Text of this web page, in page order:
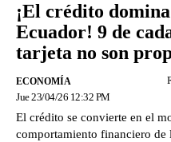
¡El crédito
Ecuador! 9 de
tarjeta no son
ECONOMÍA
Jue 23/04/26 12:32 PM
El crédito se convierte en el
comportamiento financiero de